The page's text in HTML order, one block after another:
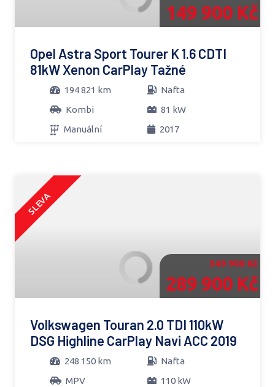
149 900 Kč
Opel Astra Sport Tourer K 1.6 CDTI
81kW Xenon CarPlay Tažné
194 821 km
Nafta
Kombi
81 kW
Manuální
2017
SLEVA
349 900 Kč
289 900 Kč
Volkswagen Touran 2.0 TDI 110kW
DSG Highline CarPlay Navi ACC 2019
248 150 km
Nafta
MPV
110 kW